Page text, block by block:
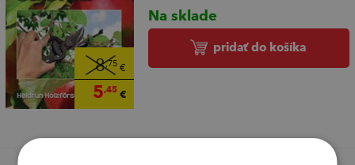
8,75€
5,45€
Na sklade
pridať do košíka